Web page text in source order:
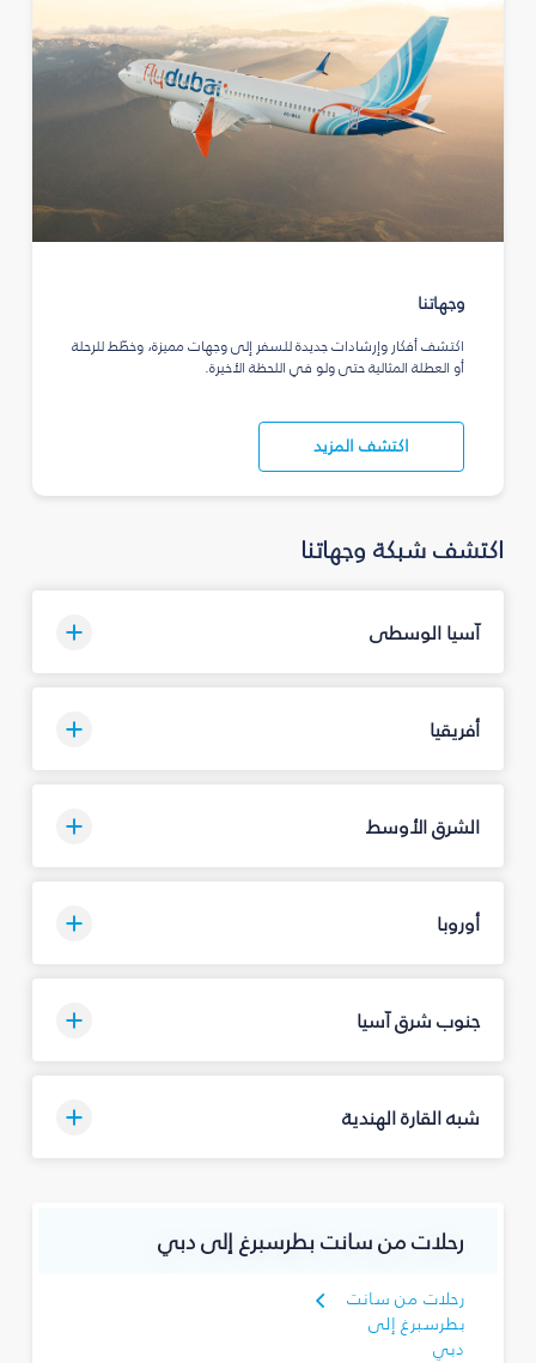
وجهاتنا
اكتشف أفكار وإرشادات جديدة للسفر إلى وجهات مميزة، وخطّط للرحلة
أو العطلة المثالية حتى ولو في اللحظة الأخيرة.
اكتشف المزيد
اكتشف شبكة وجهاتنا
آسيا الوسطى
أفريقيا
الشرق الأوسط
أوروبا
جنوب شرق آسيا
شبه القارة الهندية
رحلات من سانت بطرسبرغ إلى دبي
رحلات من سانت
بطرسبرغ إلى
دبي